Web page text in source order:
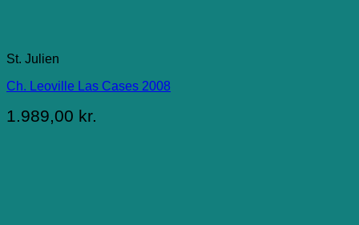
St. Julien
Ch. Leoville Las Cases 2008
1.989,00 kr.